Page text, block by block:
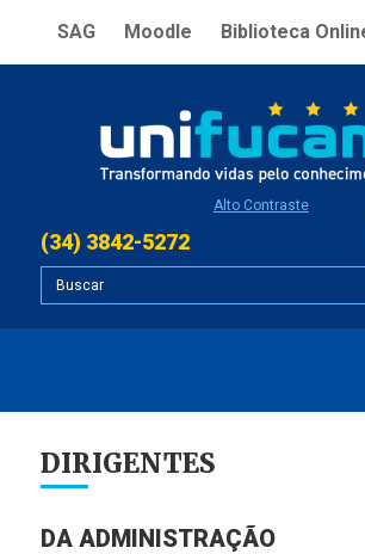
SAG Moodle Biblioteca
Alto Contraste
(34) 3842-5272
DIRIGENTES
DA ADMINISTRAÇÃO